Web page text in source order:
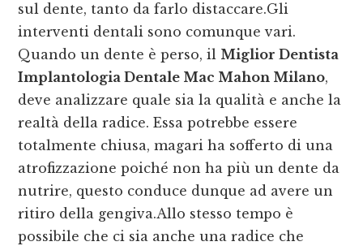
sul dente, tanto da farlo distaccare.Gli
interventi dentali sono comunque vari.
Quando un dente è perso, il Miglior Dentista
Implantologia Dentale Mac Mahon Milano,
deve analizzare quale sia la qualità e anche la
realtà della radice. Essa potrebbe essere
totalmente chiusa, magari ha sofferto di una
atrofizzazione poiché non ha più un dente da
nutrire, questo conduce dunque ad avere un
ritiro della gengiva.Allo stesso tempo è
possibile che ci sia anche una radice che